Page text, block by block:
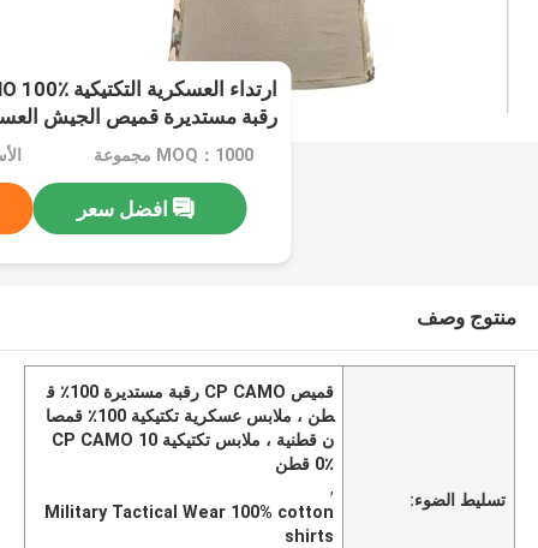
رقبة مستديرة قميص الجيش
MOQ：1000 مجموعة
افضل سعر
منتوج وصف
تسليط الضوء:
قميص CP CAMO رقبة مستديرة 100٪ ق
طن ، ملابس عسكرية تكتيكية 100٪ قمصا
ن قطنية ، ملابس تكتيكية CP CAMO 10
0٪ قطن
,
Military Tactical Wear 100% cotton
shirts